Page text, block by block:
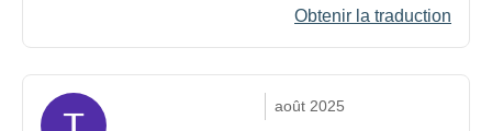
Obtenir la traduction
août 2025